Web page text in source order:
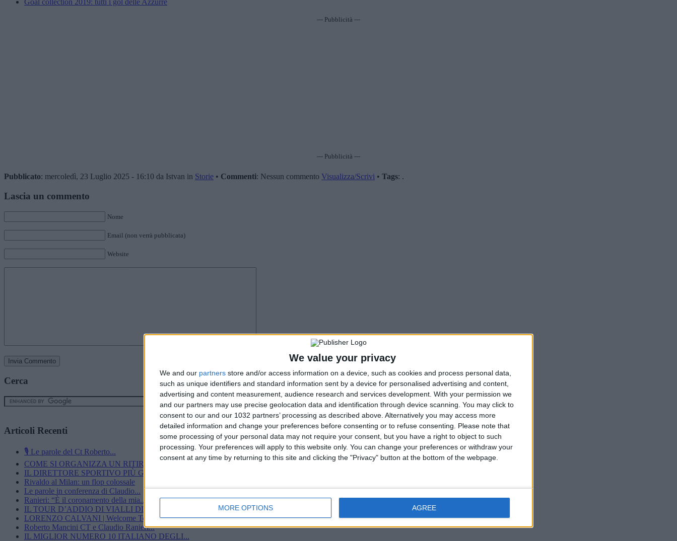
We value your privacy
We and our partners store and/or access information on a device, such as cookies and process personal data,
such as unique identifiers and standard information sent by a device for personalised advertising and content,
advertising and content measurement, audience research and services development. With your permission we
and our partners may use precise geolocation data and identification through device scanning. You may click to
consent to our and our 1032 partners’ processing as described above. Alternatively you may access more
detailed information and change your preferences before consenting or to refuse consenting.
Please note that
some processing of your personal data may not require your consent, but you have a right to object to such
processing. Your preferences will apply to this website only. You can change your preferences or withdraw your
consent at any time by returning to this site and clicking the "Privacy" button at the bottom of the webpage.
MORE OPTIONS AGREE
Goal collection 2019: tutti i gol delle Azzurre
--- Pubblicità ---
--- Pubblicità ---
Pubblicato: mercoledì, 23 Luglio 2025 - 16:10 da Istvan in Storie • Commenti: Nessun commento Visualizza/Scrivi • Tags: .
Lascia un commento
Nome
Email (non verrà pubblicata)
Website
Cerca
Articoli Recenti
🎙️ Le parole del Ct Roberto...
COME SI ORGANIZZA UN RITIRO?”600 CINESINI,...
IL DIRETTORE SPORTIVO PIÙ GIOVANE DEL...
Rivaldo al Milan: un flop colossale
Le parole in conferenza di Claudio...
Ranieri: “È il coronamento della mia...
IL TOUR D’ADDIO DI VIALLI DIMOSTRA...
LORENZO CALVANI | Welcome To AC...
Roberto Mancini CT e Claudio Ranieri...
IL MIGLIOR NUMERO 10 ITALIANO DEGLI...